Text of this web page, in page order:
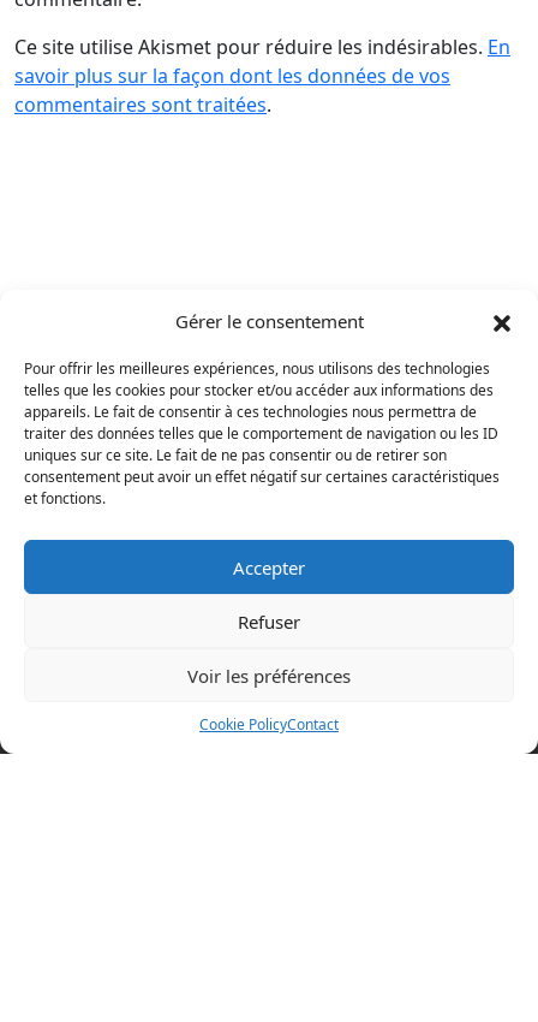
Gérer le consentement
Pour offrir les meilleures expériences, nous utilisons des technologies
telles que les cookies pour stocker et/ou accéder aux informations des
appareils. Le fait de consentir à ces technologies nous permettra de
traiter des données telles que le comportement de navigation ou les ID
uniques sur ce site. Le fait de ne pas consentir ou de retirer son
consentement peut avoir un effet négatif sur certaines caractéristiques
et fonctions.
Accepter
Refuser
Voir les préférences
Cookie PolicyContact
Ce site utilise Akismet pour réduire les indésirables. En
savoir plus sur la façon dont les données de vos
commentaires sont traitées.
Politique en matière de cookies